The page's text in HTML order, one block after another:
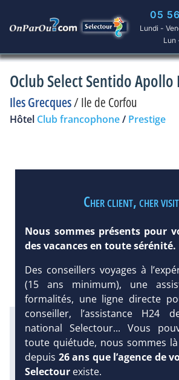
05
Lundi -
Lun
Oclub Select Sentido Apollo
Iles Grecques/Ile de Corfou
Hôtel Club francophone/ Prestige
Infos météo :
27 °C
90 mm
23 °C
Infos plages :
Dist.Distance:
200 m
Long.Longueur:
Cher client, cher
Nous sommes présents pour
des vacances en toute sérénité.
Des conseillers voyages à
(15 ans minimum), une
formalités, une ligne directe
conseiller, l’assistance H24
national Selectour... Vous
toute quiétude, nous sommes
depuis 26 ans que l’agence de
Selectour existe.